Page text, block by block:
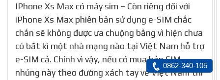
IPhone Xs Max có máy sim – Còn riêng đối với
iPhone Xs Max phiên bản sử dụng e-SIM chắc
chắn sẽ không được ưa chuộng bằng vì hiện chưa
có bất kì một nhà mạng nào tại Việt Nam hỗ trợ
e-SIM cả. Chính vì vậy, nếu có mua bản SIM
nhúng này theo đường xách tay về Việt Nam thì
0862-340-105